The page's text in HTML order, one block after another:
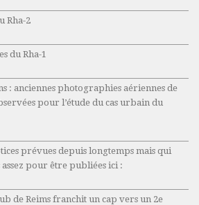
Rha-2
du Rha-1
: anciennes photographies aériennes de
pour l’étude du cas urbain du
prévues depuis longtemps mais qui
assez pour être publiées ici :
de Reims franchit un cap vers un 2e